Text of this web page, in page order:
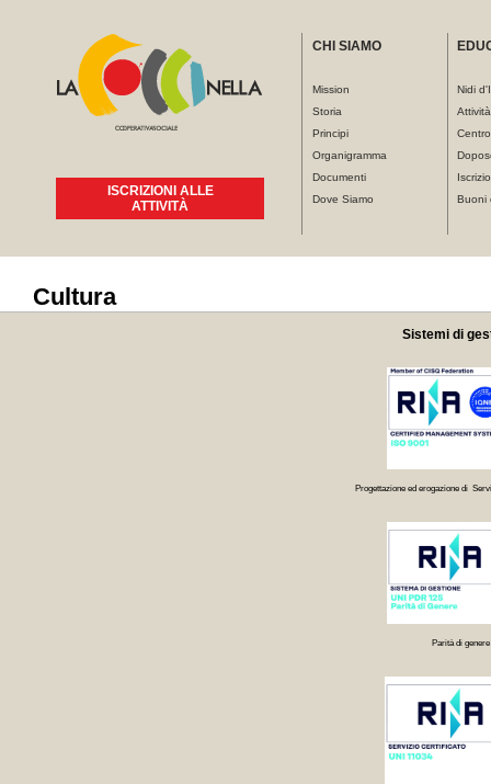
ISCRIZIONI ALLE
ATTIVITÀ
CHI SIAMO
Mission
Storia
Principi
Organigramma
Documenti
Dove Siamo
Nidi
Buoni
Tu sei qui
Cultura
Sistemi di
Progettazione ed erogazione di
Parità di genere